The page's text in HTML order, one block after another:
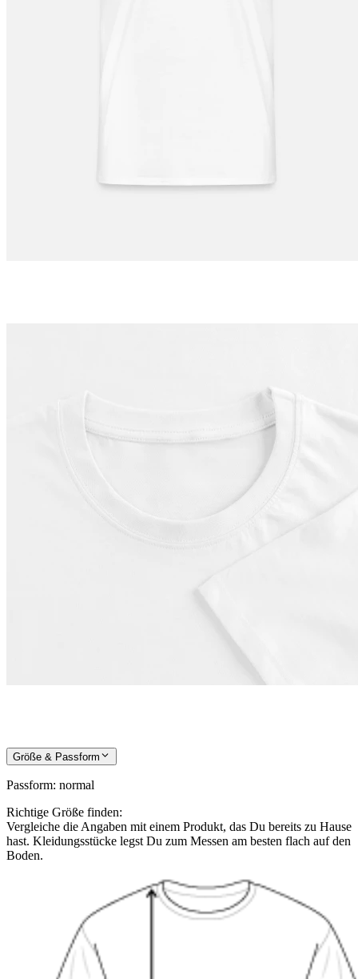
Größe & Passform
Passform: normal
Richtige Größe finden:
Vergleiche die Angaben mit einem Produkt, das Du bereits zu Hause
hast. Kleidungsstücke legst Du zum Messen am besten flach auf den
Boden.